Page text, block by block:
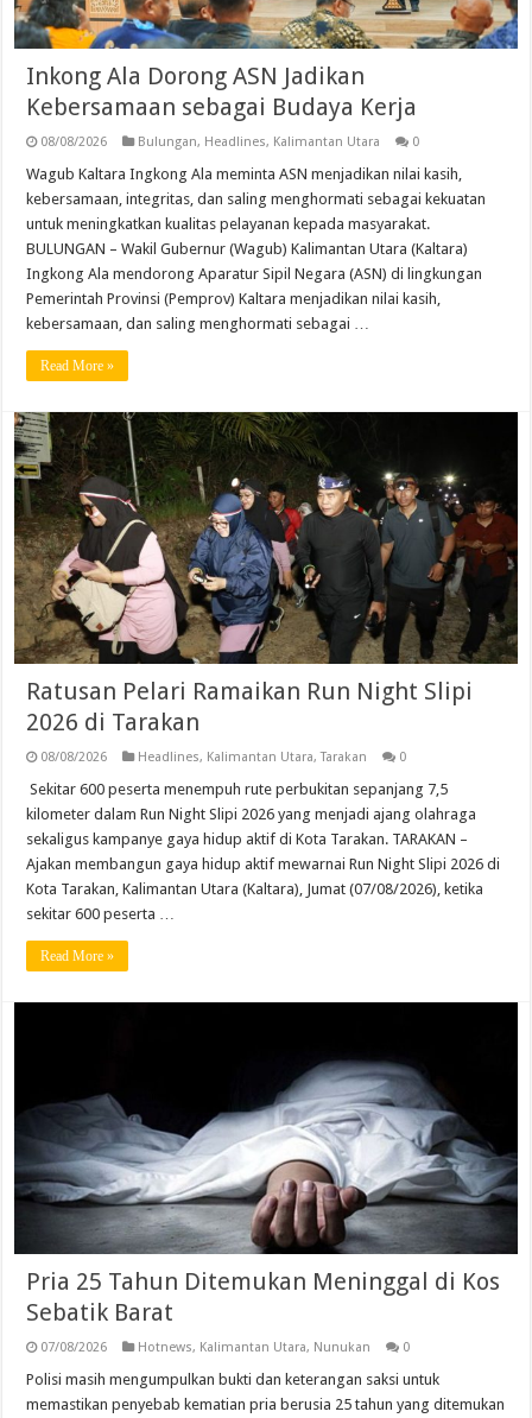
Inkong Ala Dorong ASN Jadikan
Kebersamaan sebagai Budaya Kerja
08/08/2026 Bulungan, Headlines, Kalimantan Utara 0
Wagub Kaltara Ingkong Ala meminta ASN menjadikan nilai kasih,
kebersamaan, integritas, dan saling menghormati sebagai kekuatan
untuk meningkatkan kualitas pelayanan kepada masyarakat.
BULUNGAN – Wakil Gubernur (Wagub) Kalimantan Utara (Kaltara)
Ingkong Ala mendorong Aparatur Sipil Negara (ASN) di lingkungan
Pemerintah Provinsi (Pemprov) Kaltara menjadikan nilai kasih,
kebersamaan, dan saling menghormati sebagai …
Read More »
Ratusan Pelari Ramaikan Run Night Slipi
2026 di Tarakan
08/08/2026 Headlines, Kalimantan Utara,Tarakan 0
Sekitar 600 peserta menempuh rute perbukitan sepanjang 7,5
kilometer dalam Run Night Slipi 2026 yang menjadi ajang olahraga
sekaligus kampanye gaya hidup aktif di Kota Tarakan. TARAKAN –
Ajakan membangun gaya hidup aktif mewarnai Run Night Slipi 2026 di
Kota Tarakan, Kalimantan Utara (Kaltara), Jumat (07/08/2026), ketika
sekitar 600 peserta …
Read More »
Pria 25 Tahun Ditemukan Meninggal di Kos
Sebatik Barat
07/08/2026 Hotnews, Kalimantan Utara, Nunukan 0
Polisi masih mengumpulkan bukti dan keterangan saksi untuk
memastikan penyebab kematian pria berusia 25 tahun yang ditemukan